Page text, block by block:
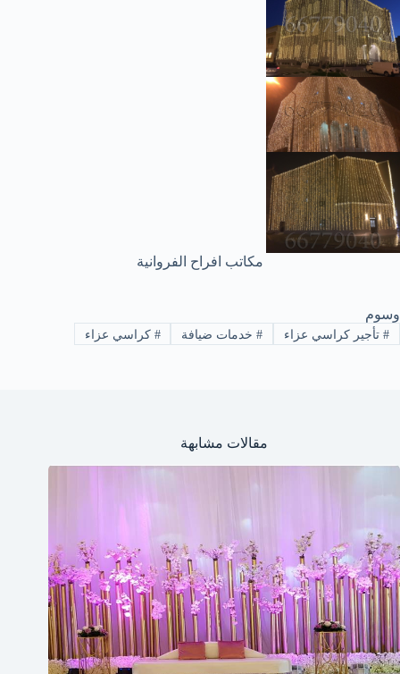
مكاتب افراح الفروانية
وسوم
#تأجير كراسي عزاء #خدمات ضيافة # كراسي عزاء
مقالات مشابهة